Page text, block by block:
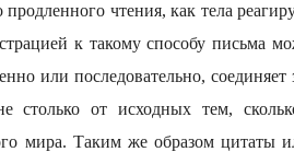
продленного чтения, как тела
к такому способу письма
или последовательно,
столько от исходных тем,
мира. Таким же образом цитаты